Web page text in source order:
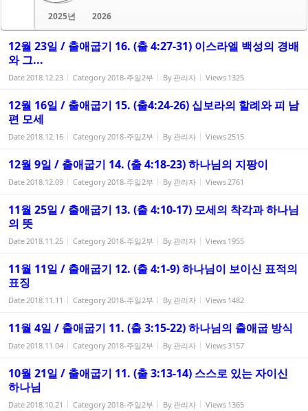
2025년
2026
12월 23일 / 출애굽기 16. (출 4:27-31) 이스라엘 백성의 경배
와 그...
Date2018.12.23 Category2018-주일2부 By 관리자 Views 1325
12월 16일 / 출애굽기 15. (출4:24-26) 십보라의 할례와 피 남
편 모세
Date2018.12.16 Category2018-주일2부 By 관리자 Views2515
12월 9일 / 출애굽기 14. (출 4:18-23) 하나님의 지팡이
Date2018.12.09 Category2018-주일2부 By 관리자 Views2761
11월 25일 / 출애굽기 13. (출 4:10-17) 모세의 착각과 하나님
의 뜻
Date2018.11.25 Category2018-주일2부 By 관리자 Views 1955
11월 11일 / 출애굽기 12. (출 4:1-9) 하나님이 보이신 표적의
표징
Date2018.11.11 Category2018-주일2부 By 관리자 Views 1482
11월 4일 / 출애굽기 11. (출 3:15-22) 하나님의 출애굽 방식
Date2018.11.04 Category2018-주일2부 By 관리자 Views3157
10월 21일 / 출애굽기 11. (출 3:13-14) 스스로 있는 자이신
하나님
Date2018.10.21 Category2018-주일2부 By 관리자 Views 1365